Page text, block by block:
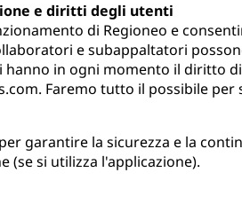
e diritti degli utenti
di Regioneo e
e subappaltatori
in ogni momento il diritto
Faremo tutto il possibile
garantire la sicurezza e la
(se si utilizza l'applicazione).